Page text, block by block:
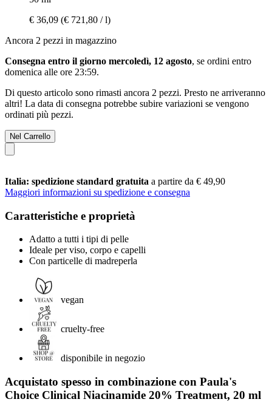
€ 36,09 (€ 721,80 / l)
Ancora 2 pezzi in magazzino
Consegna entro il giorno mercoledì, 12 agosto, se ordini entro
domenica alle ore 23:59.
Di questo articolo sono rimasti ancora 2 pezzi. Presto ne arriveranno
altri! La data di consegna potrebbe subire variazioni se vengono
ordinati più pezzi.
Nel Carrello
Italia: spedizione standard gratuita a partire da € 49,90
Maggiori informazioni su spedizione e consegna
Caratteristiche e proprietà
Adatto a tutti i tipi di pelle
Ideale per viso, corpo e capelli
Con particelle di madreperla
vegan
cruelty-free
disponibile in negozio
Acquistato spesso in combinazione con Paula's
Choice Clinical Niacinamide 20% Treatment, 20 ml